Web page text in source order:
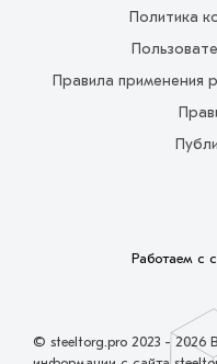
Политика
Правила применения
Работаем с
© steeltorg.pro 2023 - 2026